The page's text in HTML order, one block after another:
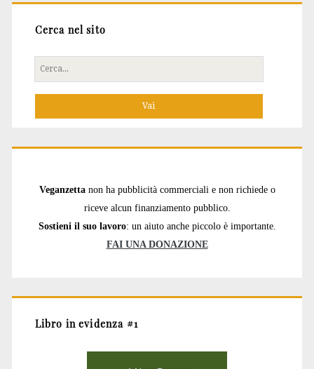
Cerca nel sito
Cerca
per:
Veganzetta non ha pubblicità commerciali e non richiede o
riceve alcun finanziamento pubblico.
Sostieni il suo lavoro: un aiuto anche piccolo è importante.
FAI UNA DONAZIONE
Libro in evidenza #1